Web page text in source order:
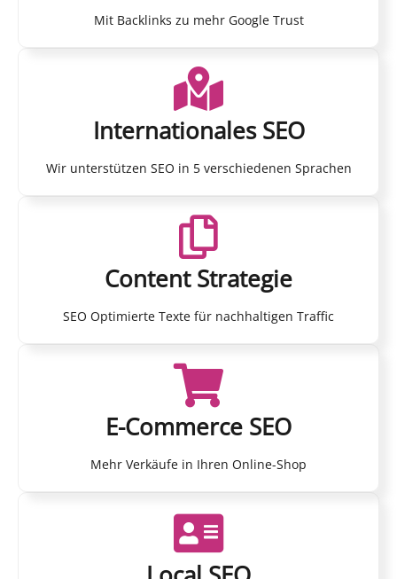
Mit Backlinks zu mehr Google Trust
Internationales SEO
Wir unterstützen SEO in 5 verschiedenen Sprachen
Content Strategie
SEO Optimierte Texte für nachhaltigen Traffic
E-Commerce SEO
Mehr Verkäufe in Ihren Online-Shop